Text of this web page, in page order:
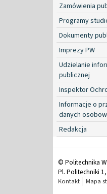
Zamówienia
Programy
Dokumenty
Imprezy PW
Udzielanie
publicznej
Inspektor
Informacje o
danych
Redakcja
© Politechnika
Pl. Politechniki
Kontakt Mapa